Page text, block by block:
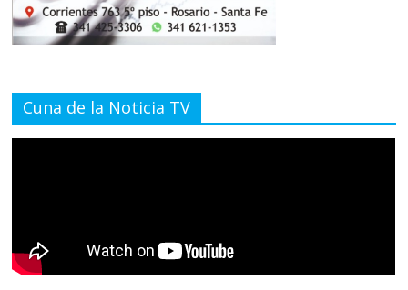
Cuna de la Noticia TV